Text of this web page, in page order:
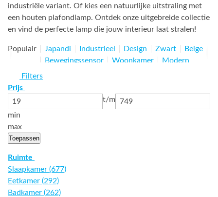
industriële variant. Of kies een natuurlijke uitstraling met
een houten plafondlamp. Ontdek onze uitgebreide collectie
en vind de perfecte lamp die jouw interieur laat stralen!
Populair Japandi Industrieel Design Zwart
Beige
Bewegingssensor
Woonkamer
Modern
Filters
Prijs
t/m
min
max
Toepassen
Ruimte
Slaapkamer (677)
Eetkamer (292)
Badkamer (262)